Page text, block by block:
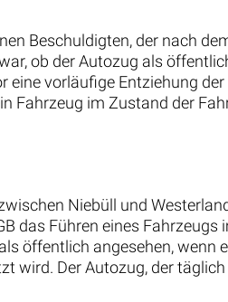
Beschuldigten, der nach
ob der Autozug als
eine vorläufige Entziehung
Fahrzeug im Zustand der
Niebüll und
das Führen eines Fahrzeugs
öffentlich angesehen, wenn
wird. Der Autozug, der